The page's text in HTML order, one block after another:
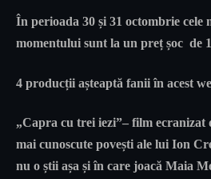
În perioada 30 și 31 octombrie
momentului sunt la un preț șoc de
4 producții așteaptă fanii în acest
„Capra cu trei iezi”– film ecranizat
mai cunoscute povești ale lui Ion
nu o știi așa și în care joacă Maia